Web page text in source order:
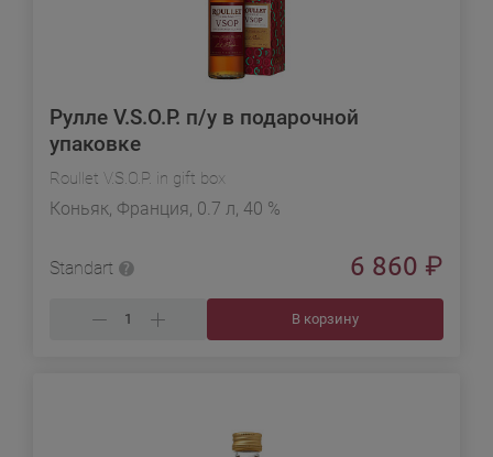
Рулле V.S.O.P. п/у в подарочной
упаковке
Roullet V.S.O.P. in gift box
Коньяк, Франция, 0.7 л, 40 %
Standart 6 860 ₽
В корзину